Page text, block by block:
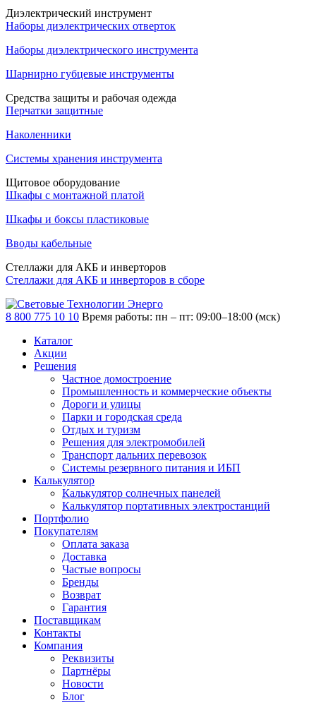
Диэлектрический инструмент
Наборы диэлектрических отверток
Наборы диэлектрического инструмента
Шарнирно губцевые инструменты
Средства защиты и рабочая одежда
Перчатки защитные
Наколенники
Системы хранения инструмента
Щитовое оборудование
Шкафы с монтажной платой
Шкафы и боксы пластиковые
Вводы кабельные
Стеллажи для АКБ и инверторов
Стеллажи для АКБ и инверторов в сборе
8 800 775 10 10 Время работы: пн – пт: 09:00–18:00 (мск)
Каталог
Акции
Решения
Частное домостроение
Промышленность и коммерческие объекты
Дороги и улицы
Парки и городская среда
Отдых и туризм
Решения для электромобилей
Транспорт дальних перевозок
Системы резервного питания и ИБП
Калькулятор
Калькулятор солнечных панелей
Калькулятор портативных электростанций
Портфолио
Покупателям
Оплата заказа
Доставка
Частые вопросы
Бренды
Возврат
Гарантия
Поставщикам
Контакты
Компания
Реквизиты
Партнёры
Новости
Блог